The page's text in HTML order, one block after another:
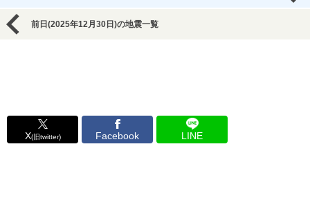
前日(2025年12月30日)の地震一覧
X(旧twitter) Facebook LINE